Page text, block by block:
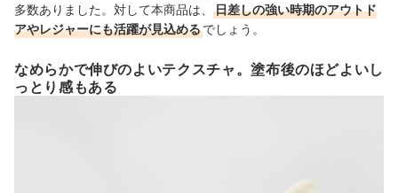
多数ありました。対して本商品は、
日差しの強い時期のアウトド
アやレジャーにも活躍が見込めるでしょう。
なめらかで伸びのよいテクスチャ。塗布後のほどよいし
っとり感もある